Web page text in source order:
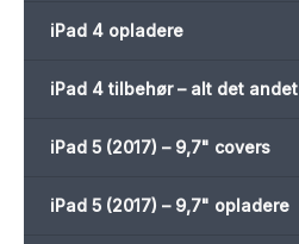
iPad 4 opladere
iPad 4 tilbehør – alt det andet
iPad 5 (2017) – 9,7" covers
iPad 5 (2017) – 9,7" opladere